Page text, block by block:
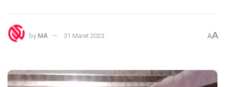
by MA 31 Maret 2023 AA